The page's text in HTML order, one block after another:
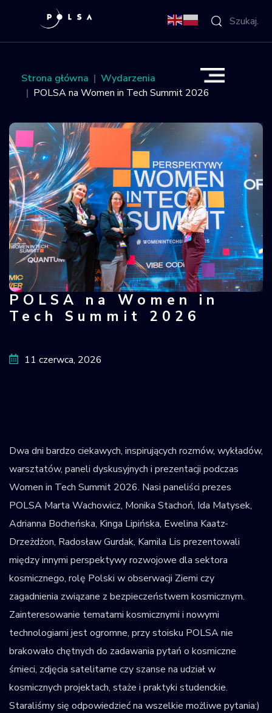
O Agencji
Misja IGNIS
NSIS
Sektor
Polska w
kosmosie
Krajowy Rejestr
Obiektów
Kosmicznych
Strona główna
Wydarzenia
POLSA na Women in Tech Summit 2026
POLSA na Women in Tech Summit
POLSA na Women in
Tech Summit 2026
11 czerwca, 2026
Dwa dni bardzo ciekawych, inspirujących rozmów, wykładów,
warsztatów, paneli dyskusyjnych i prezentacji podczas
Women in Tech Summit 2026. Nasi paneliści prezes
POLSA Marta Wachowicz, Monika Stachoń, Ida Matysek,
Adrianna Bocheńska, Kinga Lipińska, Ewelina Kaatz-
Drzeżdżon, Radosław Gurdak, Kamila Lis prezentowali
między innymi perspektywy rozwojowe dla sektora
kosmicznego, rolę Polski w obserwacji Ziemi czy
zagadnienia związane z bezpieczeństwem kosmicznym.
Zainteresowanie tematami kosmicznymi i nowymi
technologiami jest ogromne, przy stoisku POLSA nie
brakowało chętnych do zadawania pytań o kosmiczne
śmieci, zdjęcia satelitarne czy szanse na udział w
kosmicznych projektach, staże i praktyki studenckie.
Staraliśmy się odpowiedzieć na wszelkie możliwe pytania:)